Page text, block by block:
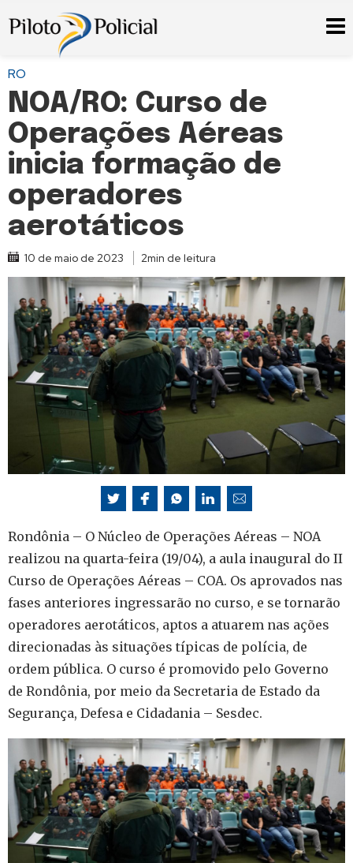
RO
NOA/RO: Curso de
Operações Aéreas
inicia formação de
operadores
aerotáticos
10 de maio de 2023 2min de leitura
Rondônia – O Núcleo de Operações Aéreas – NOA
realizou na quarta-feira (19/04), a aula inaugural do II
Curso de Operações Aéreas – COA. Os aprovados nas
fases anteriores ingressarão no curso, e se tornarão
operadores aerotáticos, aptos a atuarem nas ações
direcionadas às situações típicas de polícia, de
ordem pública. O curso é promovido pelo Governo
de Rondônia, por meio da Secretaria de Estado da
Segurança, Defesa e Cidadania – Sesdec.